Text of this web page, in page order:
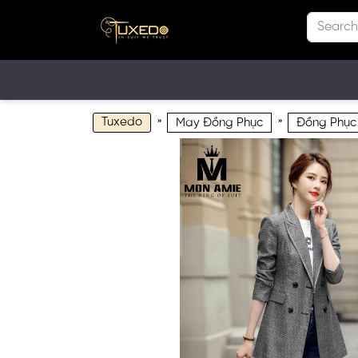
Tuxedo » May Đồng Phục » Đồng Phục